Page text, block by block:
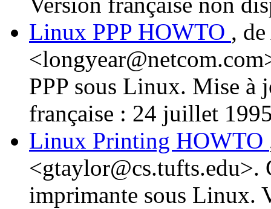
Linux PPP HOWTO ,
PPP sous Linux. Mise à
française : 24 juillet
Linux Printing HOWTO
<gtaylor@cs.tufts.edu>.
imprimante sous Linux.